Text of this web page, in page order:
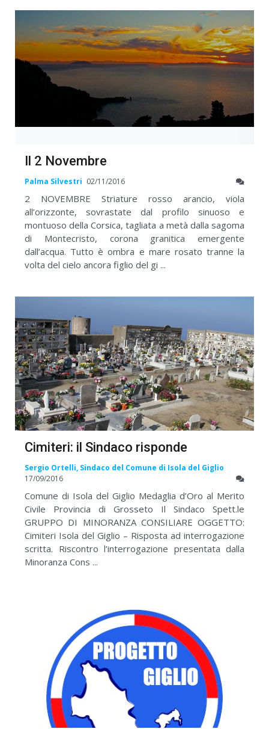
Il 2 Novembre
Palma Silvestri 02/11/2016
2 NOVEMBRE Striature rosso arancio, viola
all’orizzonte, sovrastate dal profilo sinuoso e
montuoso della Corsica, tagliata a metà dalla sagoma
di Montecristo, corona granitica emergente
dall’acqua. Tutto è ombra e mare rosato tranne la
volta del cielo ancora figlio del gi ...
Cimiteri: il Sindaco risponde
Sergio Ortelli, Sindaco del Comune di Isola del Giglio
17/09/2016
Comune di Isola del Giglio Medaglia d’Oro al Merito
Civile Provincia di Grosseto Il Sindaco Spett.le
GRUPPO DI MINORANZA CONSILIARE OGGETTO:
Cimiteri Isola del Giglio – Risposta ad interrogazione
scritta. Riscontro l’interrogazione presentata dalla
Minoranza Cons ...